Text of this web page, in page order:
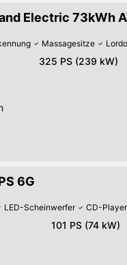
Electric 73kWh
Massagesitze
325 PS (239 kW)
6G
LED-Scheinwerfer CD-Player
101 PS (74 kW)